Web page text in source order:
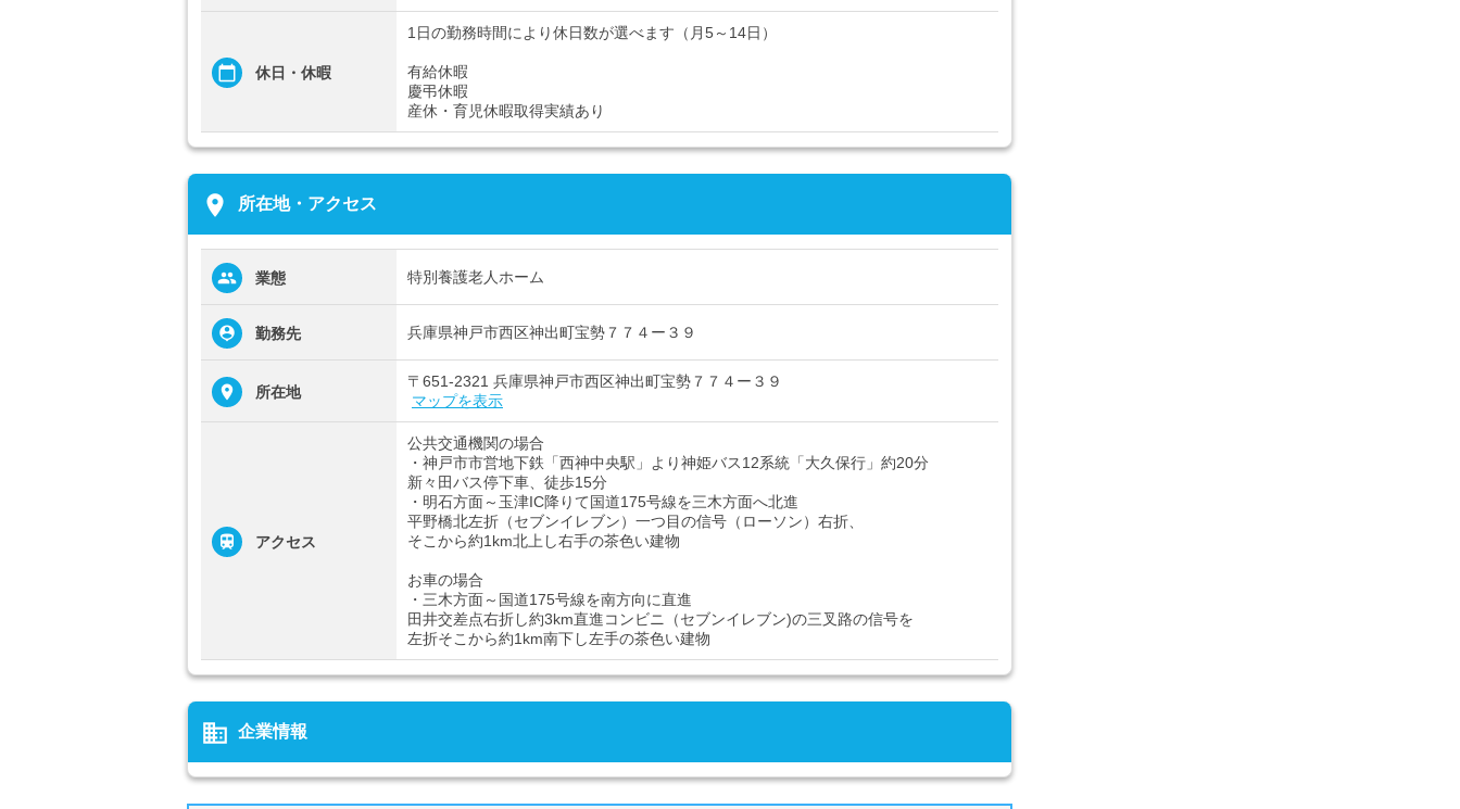
休日・休暇
1日の勤務時間により休日数が選べます（月5～14日）
有給休暇
慶弔休暇
産休・育児休暇取得実績あり
place 所在地・アクセス
業態 特別養護老人ホーム
勤務先 兵庫県神戸市西区神出町宝勢７７４ー３９
所在地
〒651-2321 兵庫県神戸市西区神出町宝勢７７４ー３９
マップを表示
アクセス
公共交通機関の場合
・神戸市市営地下鉄「西神中央駅」より神姫バス12系統「大久保行」約20分
新々田バス停下車、徒歩15分
・明石方面～玉津IC降りて国道175号線を三木方面へ北進
平野橋北左折（セブンイレブン）一つ目の信号（ローソン）右折、
そこから約1km北上し右手の茶色い建物
お車の場合
・三木方面～国道175号線を南方向に直進
田井交差点右折し約3km直進コンビニ（セブンイレブン)の三叉路の信号を
左折そこから約1km南下し左手の茶色い建物
business 企業情報